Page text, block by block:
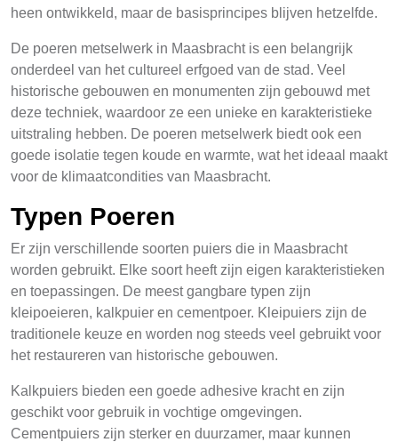
heen ontwikkeld, maar de basisprincipes blijven hetzelfde.
De poeren metselwerk in Maasbracht is een belangrijk
onderdeel van het cultureel erfgoed van de stad. Veel
historische gebouwen en monumenten zijn gebouwd met
deze techniek, waardoor ze een unieke en karakteristieke
uitstraling hebben. De poeren metselwerk biedt ook een
goede isolatie tegen koude en warmte, wat het ideaal maakt
voor de klimaatcondities van Maasbracht.
Typen Poeren
Er zijn verschillende soorten puiers die in Maasbracht
worden gebruikt. Elke soort heeft zijn eigen karakteristieken
en toepassingen. De meest gangbare typen zijn
kleipoeieren, kalkpuier en cementpoer. Kleipuiers zijn de
traditionele keuze en worden nog steeds veel gebruikt voor
het restaureren van historische gebouwen.
Kalkpuiers bieden een goede adhesive kracht en zijn
geschikt voor gebruik in vochtige omgevingen.
Cementpuiers zijn sterker en duurzamer, maar kunnen